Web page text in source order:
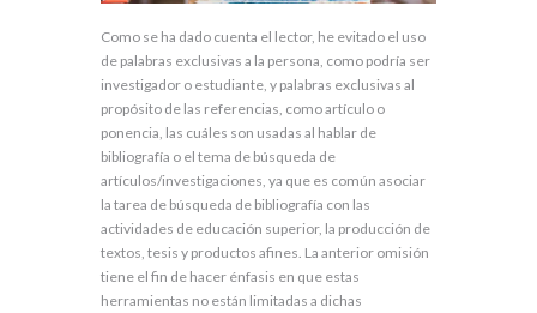
Como se ha dado cuenta el lector, he evitado el uso
de palabras exclusivas a la persona, como podría ser
investigador o estudiante, y palabras exclusivas al
propósito de las referencias, como artículo o
ponencia, las cuáles son usadas al hablar de
bibliografía o el tema de búsqueda de
artículos/investigaciones, ya que es común asociar
la tarea de búsqueda de bibliografía con las
actividades de educación superior, la producción de
textos, tesis y productos afines. La anterior omisión
tiene el fin de hacer énfasis en que estas
herramientas no están limitadas a dichas